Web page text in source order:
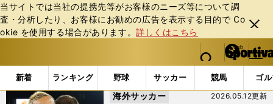
当サイトでは当社の提携先等がお客様のニーズ等について調
査・分析したり、お客様にお勧めの広告を表⽰する⽬的で Co
okie を使⽤する場合があります。詳しくはこちら
閉じ
る
web Sportiva (webスポルティーバ)
検索
マイペ
ー
ジ
メニュ
新着 ランキング 野球 サッカー 競馬 ゴ
b
ス
ポ
「#マイアミの奇跡」の最新ニュース・ 情報
2026.05.12更新
海外サッカー